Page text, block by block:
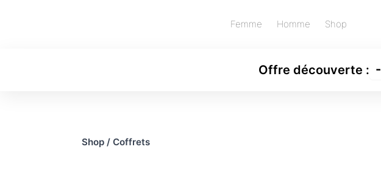
Femme Homme Shop
Offre découverte : -
Shop/ Coffrets